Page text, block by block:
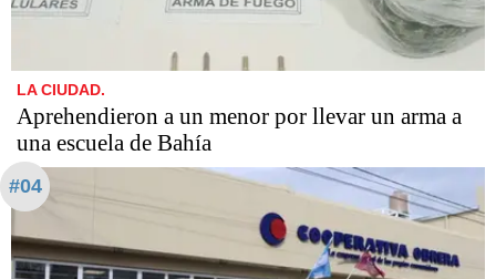
LA CIUDAD.
Aprehendieron a un menor por llevar un arma a
una escuela de Bahía
#04